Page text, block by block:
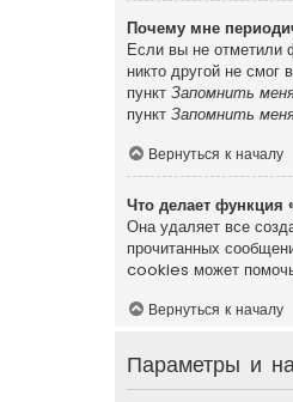
Почему мне
Если вы не отметили
никто другой не
пункт Запомнить
пункт Запомнить
Вернуться к началу
Что делает
Она удаляет все
прочитанных
cookies может
Вернуться к началу
Параметры и